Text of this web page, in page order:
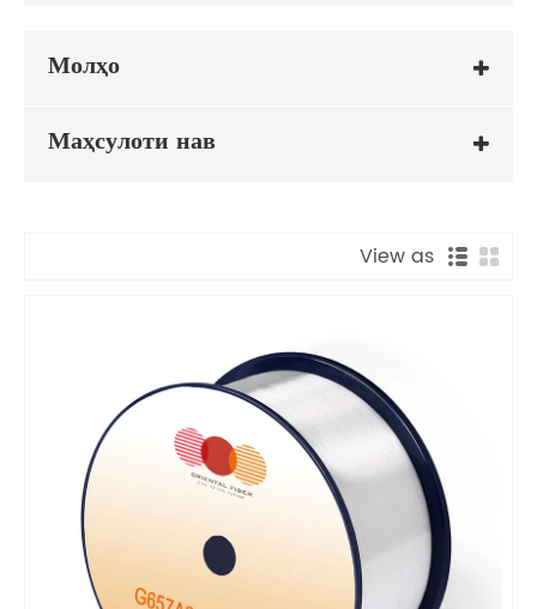
Молҳо
Маҳсулоти нав
View as